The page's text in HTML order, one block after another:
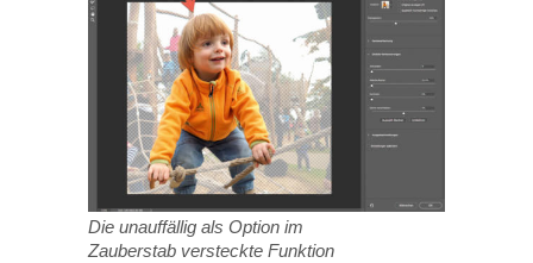
Die unauffällig als Option im
Zauberstab versteckte Funktion